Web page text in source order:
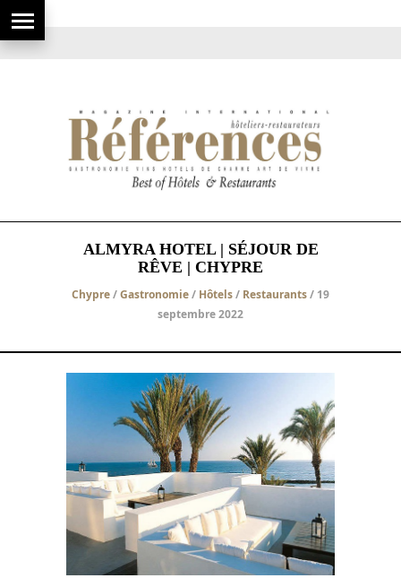
ALMYRA HOTEL | SÉJOUR DE
RÊVE | CHYPRE
Chypre/Gastronomie/ Hôtels/ Restaurants/ 19
septembre 2022